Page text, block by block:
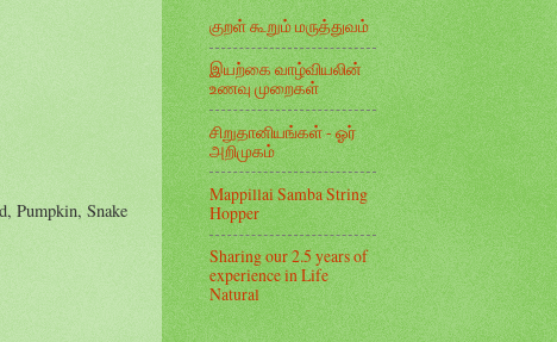
Pumpkin, Snake
குறள் கூறும் மருத்துவம்
இயற்கை வாழ்வியலின்
உணவு முறைகள்
சிறுதானியங்கள் - ஓர்
அறிமுகம்
Mappillai Samba String
Hopper
Sharing our 2.5 years of
experience in Life
Natural